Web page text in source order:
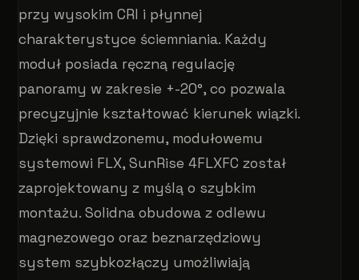
przy wysokim CRI i płynnej
charakterystyce ściemniania. Każdy
moduł posiada ręczną regulację
panoramy w zakresie +-20°, co pozwala
precyzyjnie kształtować kierunek wiązki.
Dzięki sprawdzonemu, modułowemu
systemowi FLX, SunRise 4FLXFC został
zaprojektowany z myślą o szybkim
montażu. Solidna obudowa z odlewu
magnezowego oraz beznarzędziowy
system szybkozłączy umożliwiają